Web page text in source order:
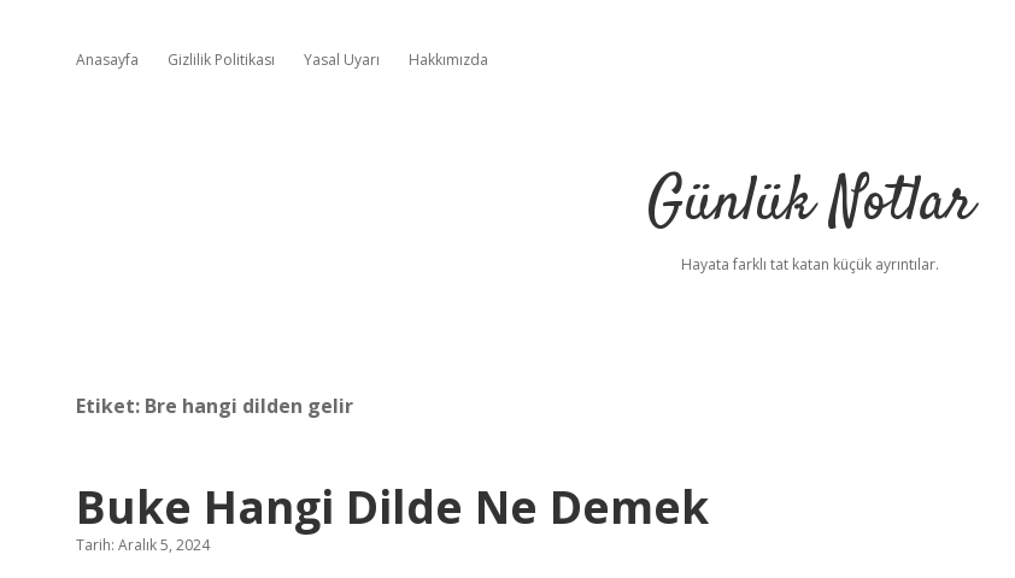
Anasayfa Gizlilik Politikası Yasal Uyarı Hakkımızda
Günlük Notlar
Hayata farklı tat katan küçük ayrıntılar.
Etiket: Bre hangi dilden gelir
Buke Hangi Dilde Ne Demek
Tarih: Aralık 5, 2024